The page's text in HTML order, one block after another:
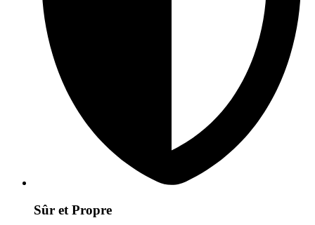
Sûr et Propre